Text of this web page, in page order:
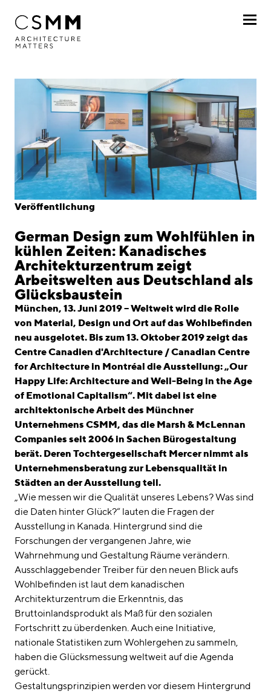
Profil
Leistungen
Projekte
Journal
Awards
Standorte
linkedininstagram
Deutsch
English
Impressum
Veröffentlichung
German Design zum Wohlfühlen in
kühlen Zeiten: Kanadisches
Architekturzentrum zeigt
Arbeitswelten aus Deutschland als
Glücksbaustein
München, 13. Juni 2019 – Weltweit wird die Rolle
von Material, Design und Ort auf das Wohlbefinden
neu ausgelotet. Bis zum 13. Oktober 2019 zeigt das
Centre Canadien d'Architecture / Canadian Centre
for Architecture in Montréal die Ausstellung: „Our
Happy Life: Architecture and Well-Being in the Age
of Emotional Capitalism“. Mit dabei ist eine
architektonische Arbeit des Münchner
Unternehmens CSMM, das die Marsh & McLennan
Companies seit 2006 in Sachen Bürogestaltung
berät. Deren Tochtergesellschaft Mercer nimmt als
Unternehmensberatung zur Lebensqualität in
Städten an der Ausstellung teil.
„Wie messen wir die Qualität unseres Lebens? Was sind
die Daten hinter Glück?“ lauten die Fragen der
Ausstellung in Kanada. Hintergrund sind die
Forschungen der vergangenen Jahre, wie
Wahrnehmung und Gestaltung Räume verändern.
Ausschlaggebender Treiber für den neuen Blick aufs
Wohlbefinden ist laut dem kanadischen
Architekturzentrum die Erkenntnis, das
Bruttoinlandsprodukt als Maß für den sozialen
Fortschritt zu überdenken. Auch eine Initiative,
nationale Statistiken zum Wohlergehen zu sammeln,
haben die Glücksmessung weltweit auf die Agenda
gerückt.
Gestaltungsprinzipien werden vor diesem Hintergrund